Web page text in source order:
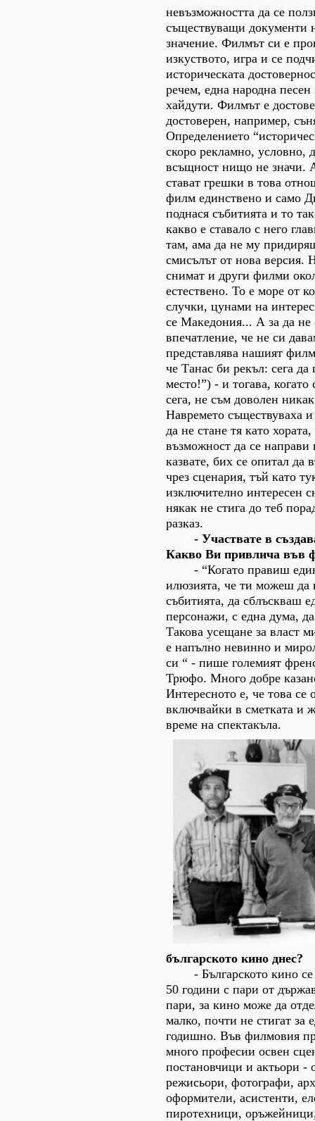
невъзможността да се
съществуващи документи
значение. Филмът си е
изкуството, игра и се
историческата
речем, една народна песен
хайдути. Филмът е
достоверен, например,
Определението
скоро рекламно, условно,
всъщност нищо не значи.
стават грешки в това
филм единствено и само
поднася събитията и то
какво е ставало с него
там, ама да не му
смисълът от нова версия.
снимат и други филми
естествено. То е море от
случки, цунами на
се Македония... А за да не
впечатление, че не си
представлява нашият
че Танас би рекъл: сега
место!”) - и тогава,
сега, не съм доволен
Навремето съществуваха
да не стане тя като
възможност да се направи
казвате, бих се опитал да
чрез сценария, тъй като
изключително интересен
някак не стига до теб
разказ.
- Участвате в
Какво Ви привлича във
- “Когато правиш един
илюзията, че ти можеш да
събитията, да сблъскваш
персонажи, с една дума,
Такова усещане за власт
е напълно невинно и
си “ - пише големият
Трюфо. Много добре
Интересното е, че това се
включвайки в сметката и
време на спектакъла.
българското кино днес?
- Българското кино се
50 години с пари от
пари, за кино може да
малко, почти не стигат за
годишно. Във филмовия
много професии освен
постановчици и актьори -
режисьори, фотографи,
оформители, асистенти,
пиротехници,